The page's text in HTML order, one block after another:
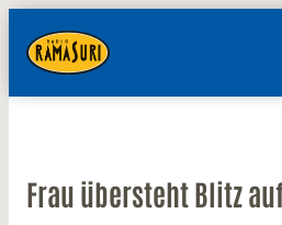
Frau übersteht Blitz